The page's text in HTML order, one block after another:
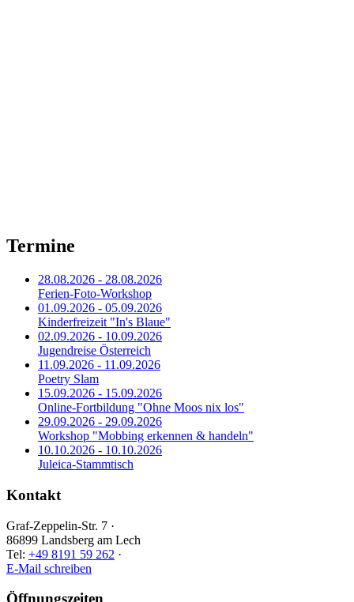
Termine
28.08.2026 - 28.08.2026
Ferien-Foto-Workshop
01.09.2026 - 05.09.2026
Kinderfreizeit "In's Blaue"
02.09.2026 - 10.09.2026
Jugendreise Österreich
11.09.2026 - 11.09.2026
Poetry Slam
15.09.2026 - 15.09.2026
Online-Fortbildung "Ohne Moos nix los"
29.09.2026 - 29.09.2026
Workshop "Mobbing erkennen & handeln"
10.10.2026 - 10.10.2026
Juleica-Stammtisch
Kontakt
Graf-Zeppelin-Str. 7 ·
86899 Landsberg am Lech
Tel: +49 8191 59 262 ·
E-Mail schreiben